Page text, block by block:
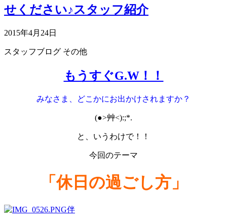
せください♪スタッフ紹介
2015年4月24日
スタッフブログ その他
もうすぐG.W！！
みなさま、どこかにお出かけされますか？
(●>艸<):;*.
と、いうわけで！！
今回のテーマ
「休日の過ごし方」